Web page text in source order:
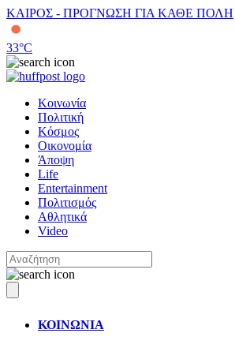
ΚΑΙΡΟΣ - ΠΡΟΓΝΩΣΗ ΓΙΑ ΚΑΘΕ ΠΟΛΗ
33°C
Κοινωνία
Πολιτική
Κόσμος
Οικονομία
Άποψη
Life
Entertainment
Πολιτισμός
Αθλητικά
Video
ΚΟΙΝΩΝΙΑ